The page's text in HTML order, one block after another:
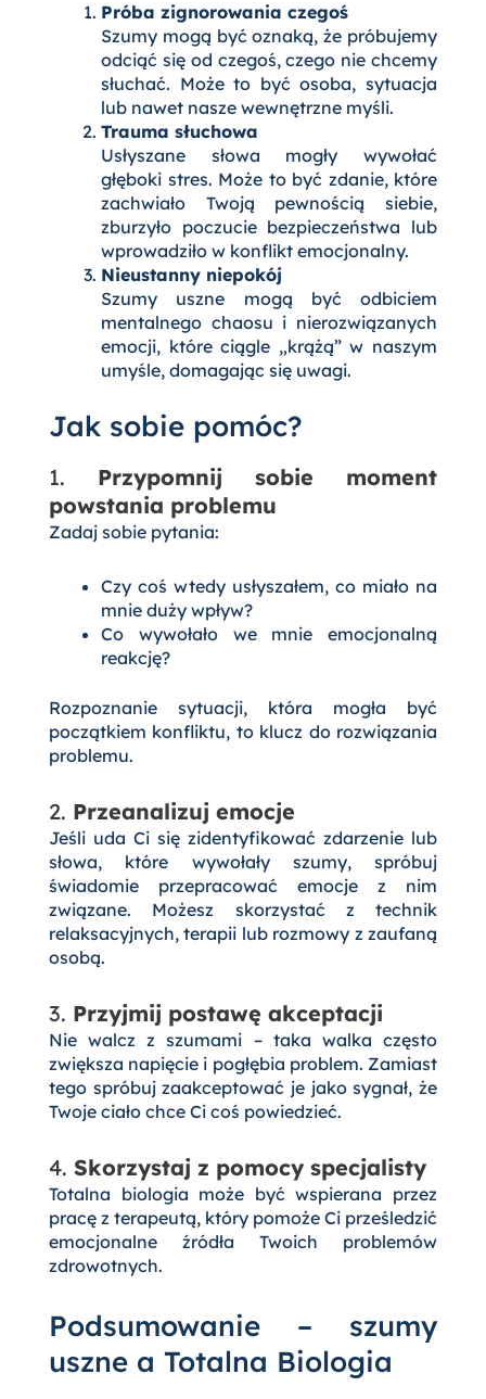
Próba zignorowania czegoś
Szumy mogą być oznaką, że próbujemy
odciąć się od czegoś, czego nie chcemy
słuchać. Może to być osoba, sytuacja
lub nawet nasze wewnętrzne myśli.
Trauma słuchowa
Usłyszane słowa mogły wywołać
głęboki stres. Może to być zdanie, które
zachwiało Twoją pewnością siebie,
zburzyło poczucie bezpieczeństwa lub
wprowadziło w konflikt emocjonalny.
Nieustanny niepokój
Szumy uszne mogą być odbiciem
mentalnego chaosu i nierozwiązanych
emocji, które ciągle „krążą” w naszym
umyśle, domagając się uwagi.
Jak sobie pomóc?
1. Przypomnij sobie moment
powstania problemu
Zadaj sobie pytania:
Czy coś wtedy usłyszałem, co miało na
mnie duży wpływ?
Co wywołało we mnie emocjonalną
reakcję?
Rozpoznanie sytuacji, która mogła być
początkiem konfliktu, to klucz do rozwiązania
problemu.
2. Przeanalizuj emocje
Jeśli uda Ci się zidentyfikować zdarzenie lub
słowa, które wywołały szumy, spróbuj
świadomie przepracować emocje z nim
związane. Możesz skorzystać z technik
relaksacyjnych, terapii lub rozmowy z zaufaną
osobą.
3. Przyjmij postawę akceptacji
Nie walcz z szumami – taka walka często
zwiększa napięcie i pogłębia problem. Zamiast
tego spróbuj zaakceptować je jako sygnał, że
Twoje ciało chce Ci coś powiedzieć.
4. Skorzystaj z pomocy specjalisty
Totalna biologia może być wspierana przez
pracę z terapeutą, który pomoże Ci prześledzić
emocjonalne źródła Twoich problemów
zdrowotnych.
Podsumowanie – szumy
uszne a Totalna Biologia